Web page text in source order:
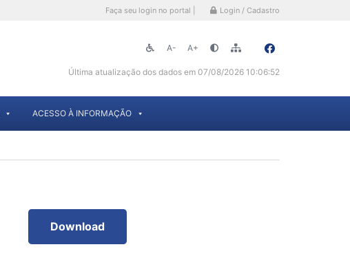
Faça seu login no portal | Login / Cadastro
A- A+
Última atualização dos dados em 07/08/2026 10:06:52
ACESSO À INFORMAÇÃO
Download